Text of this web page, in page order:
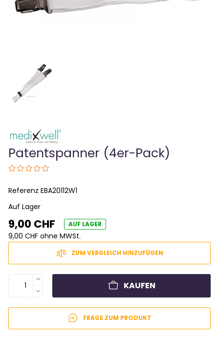
Patentspanner (4er-Pack)
ReferenzEBA20112W1
Auf Lager
9,00 CHF AUF LAGER
9,00 CHF ohne MWSt.
ZUM VERGLEICH HINZUFÜGEN
KAUFEN
FRAGE ZUM PRODUKT